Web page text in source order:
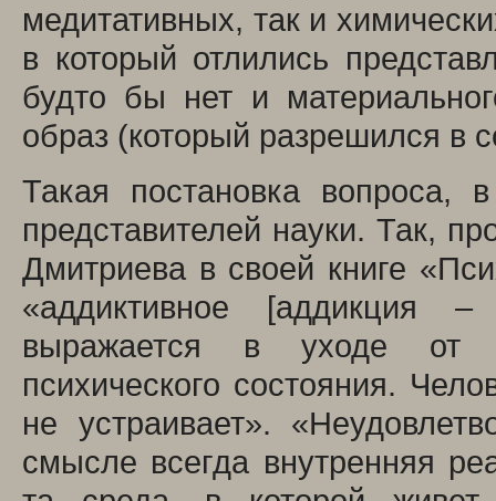
медитативных, так и
в который отлились
будто бы нет и
образ (который разрешился в
Такая постановка вопроса,
представителей науки. Так,
Дмитриева в своей книге
«аддиктивное [аддикция –
выражается в уходе от
психического состояния.
не устраивает».
смысле всегда внутренняя